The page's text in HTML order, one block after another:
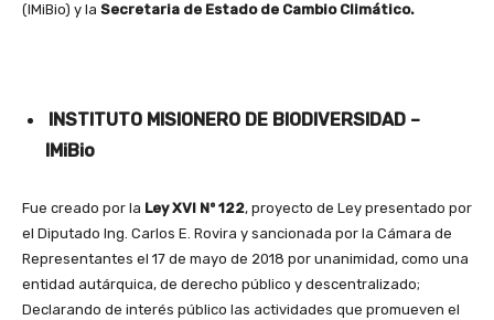
(IMiBio) y la Secretaria de Estado de Cambio Climático.
INSTITUTO MISIONERO DE BIODIVERSIDAD –
IMiBio
Fue creado por la Ley XVI Nº 122, proyecto de Ley presentado por
el Diputado Ing. Carlos E. Rovira y sancionada por la Cámara de
Representantes el 17 de mayo de 2018 por unanimidad, como una
entidad autárquica, de derecho público y descentralizado;
Declarando de interés público las actividades que promueven el